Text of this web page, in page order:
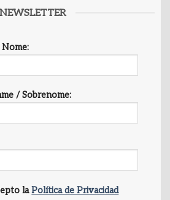
NEWSLETTER
/ Sobrenome:
laPolítica de Privacidad